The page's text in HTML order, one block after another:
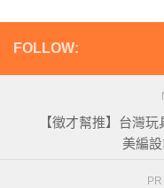
FOLLOW:
【徵才幫推】台灣
美編